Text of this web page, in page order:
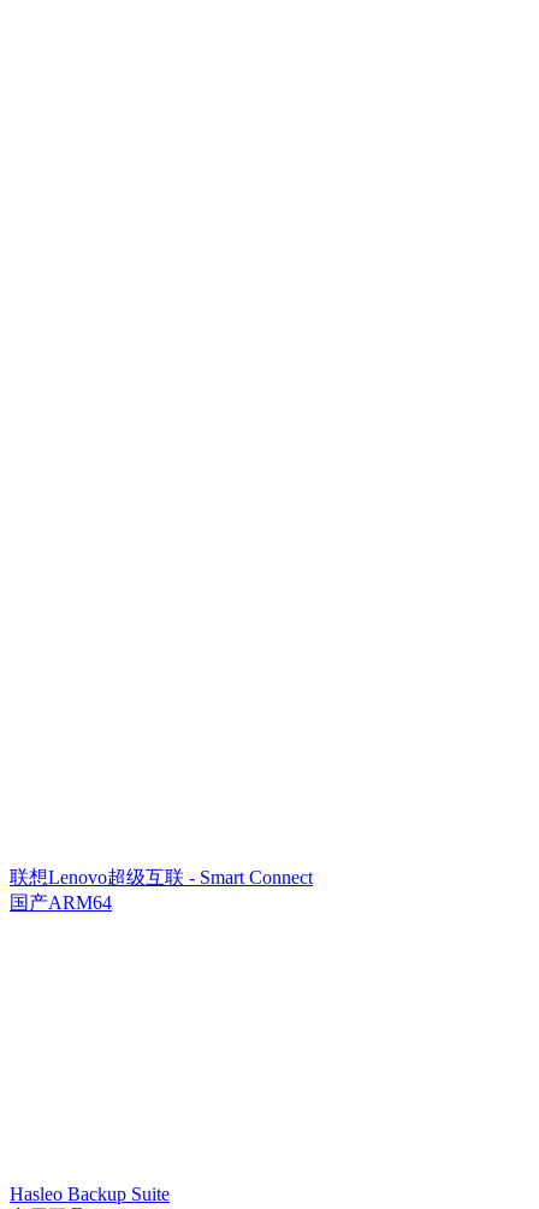
联想Lenovo超级互联 - Smart Connect
国产ARM64
Hasleo Backup Suite